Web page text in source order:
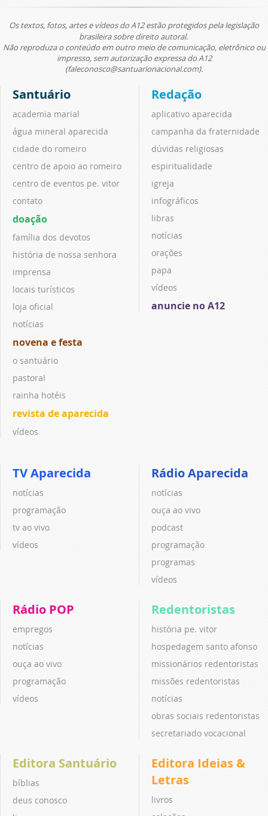
Os textos, fotos, artes e vídeos do A12 estão protegidos pela legislação
brasileira sobre direito autoral.
Não reproduza o conteúdo em outro meio de comunicação, eletrônico ou
impresso, sem autorização expressa do A12
(faleconosco@santuarionacional.com).
Santuário
academia marial
água mineral aparecida
cidade do romeiro
centro de apoio ao romeiro
centro de eventos pe. vitor
contato
doação
família dos devotos
história de nossa senhora
imprensa
locais turísticos
loja oficial
notícias
novena e festa
o santuário
pastoral
rainha hotéis
revista de aparecida
vídeos
Redação
aplicativo aparecida
campanha da fraternidade
dúvidas religiosas
espiritualidade
igreja
infográficos
libras
notícias
orações
papa
vídeos
anuncie no A12
TV Aparecida
notícias
programação
tv ao vivo
vídeos
Rádio Aparecida
notícias
ouça ao vivo
podcast
programação
programas
vídeos
Rádio POP
empregos
notícias
ouça ao vivo
programação
vídeos
Redentoristas
história pe. vitor
hospedagem santo afonso
missionários redentoristas
missões redentoristas
notícias
obras sociais redentoristas
secretariado vocacional
Editora Santuário
bíblias
deus conosco
Editora Ideias &
Letras
livros